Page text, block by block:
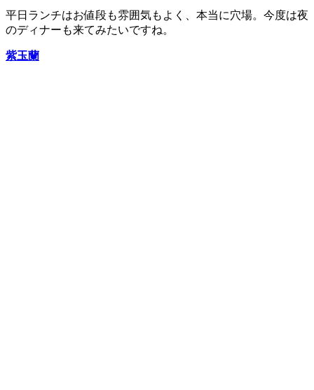
平日ランチはお値段も雰囲気もよく、本当に穴場。今度は夜
のディナーも来てみたいですね。
紫玉蘭